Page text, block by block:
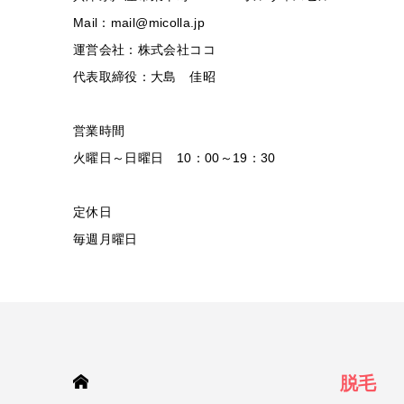
Mail：mail@micolla.jp
運営会社：株式会社ココ
代表取締役：大島 佳昭
営業時間
火曜日～日曜日 10：00～19：30
定休日
毎週月曜日
脱毛